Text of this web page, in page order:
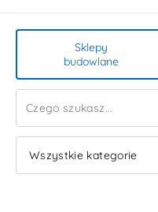
Sklepy
budowlane